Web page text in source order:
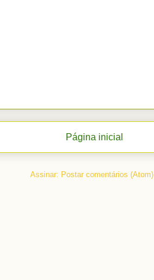
Página inicial
Assinar: Postar comentários (Atom)